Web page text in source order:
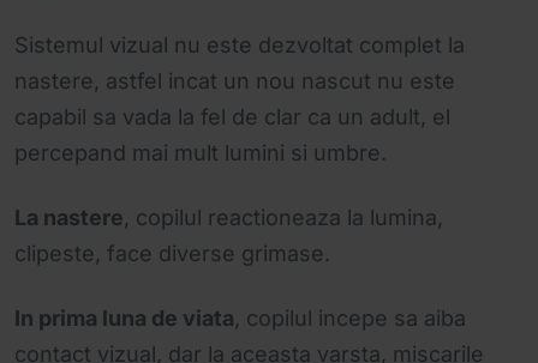
Sistemul vizual nu este dezvoltat complet la
nastere, astfel incat un nou nascut nu este
capabil sa vada la fel de clar ca un adult, el
percepand mai mult lumini si umbre.
La nastere, copilul reactioneaza la lumina,
clipeste, face diverse grimase.
In prima luna de viata, copilul incepe sa aiba
contact vizual, dar la aceasta varsta, miscarile